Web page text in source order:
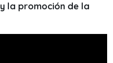
la promoción de la